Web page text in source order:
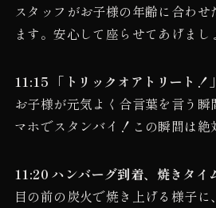
スタッフがお子様の年齢に合わ
ます。安心して座らせてあげまし
11:15 「トリックオアトリート！
お子様が元気よく合言葉を言う
マホでスタンバイ！この瞬間は絶
11:20 ハンバーグ到着、焼きタイ
目の前の炭火で焼き上げる様子に